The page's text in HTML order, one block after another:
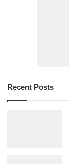
Recent Posts